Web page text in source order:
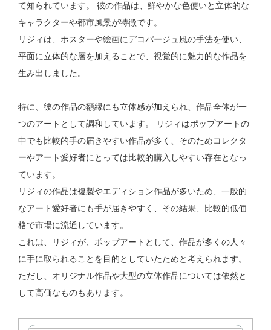
て知られています。 彼の作品は、鮮やかな色使いと立体的な
キャラクターや都市風景が特徴です。
リジィは、ポスターや絵画にデコパージュ風の手法を使い、
平面に立体的な層を加えることで、視覚的に魅力的な作品を
生み出しました。
特に、彼の作品の額縁にも立体感が加えられ、作品全体が一
つのアートとして調和しています。 リジィはポップアートの
中でも比較的手の届きやすい作品が多く、そのためコレクタ
ーやアート愛好者にとっては比較的購入しやすい存在となっ
ています。
リジィの作品は複製やエディション作品が多いため、一般的
なアート愛好者にも手が届きやすく、その結果、比較的低価
格で市場に流通しています。
これは、リジィが、ポップアートとして、作品が多くの人々
に手に取られることを目的としていたためと考えられます。
ただし、オリジナル作品や大型の立体作品については依然と
して高価なものもあります。